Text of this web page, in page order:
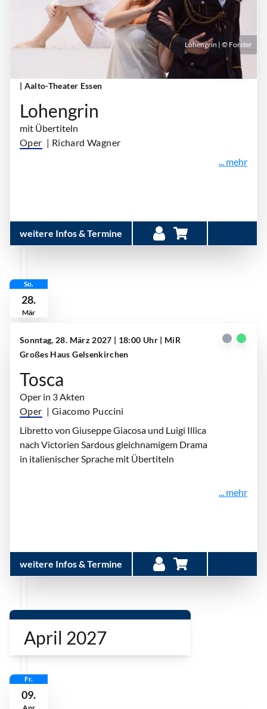
Samstag, 27. März 2027 | 18:00 Uhr - 22:30 Uhr
| Aalto-Theater Essen
Lohengrin
mit Übertiteln
Oper | Richard Wagner
... mehr
weitere Infos & Termine
Lohengrin | © Forster
So.
28.
Mär
Sonntag, 28. März 2027 | 18:00 Uhr | MiR
Großes Haus Gelsenkirchen
Tosca
Oper in 3 Akten
Oper | Giacomo Puccini
Libretto von Giuseppe Giacosa und Luigi Illica
nach Victorien Sardous gleichnamigem Drama
in italienischer Sprache mit Übertiteln
... mehr
weitere Infos & Termine
April 2027
Fr.
09.